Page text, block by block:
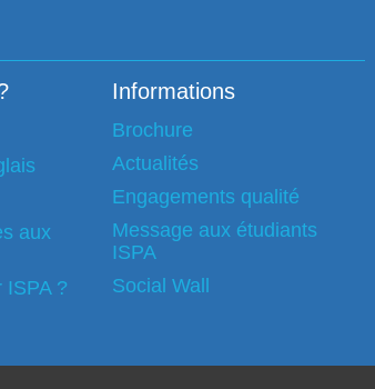
aux
ISPA ?
Informations
Brochure
Actualités
Engagements qualité
Message aux étudiants
ISPA
Social Wall